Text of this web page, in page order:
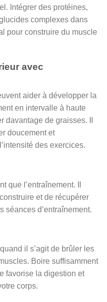
Intégrer des protéines,
complexes dans
pour construire du muscle
avec
aider à développer la
en intervalle à haute
davantage de graisses. Il
doucement et
des exercices.
que l’entraînement. Il
et de récupérer
séances d’entraînement.
il s’agit de brûler les
Boire suffisamment
favorise la digestion et
corps.